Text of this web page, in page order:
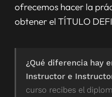
ofrecemos hacer la
obtener el TÍTULO
¿Qué diferencia hay
Instructor e
curso recibes el